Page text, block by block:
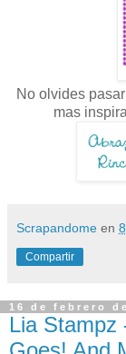
No olvides pasar
mas
Scrapandome en
Compartir
16 de febrero
Lia Stampz